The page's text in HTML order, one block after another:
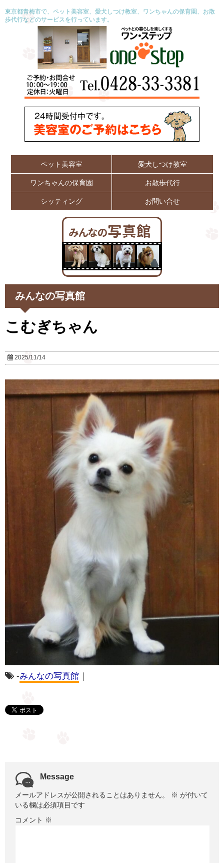
東京都青梅市で、ペット美容室、愛犬しつけ教室、ワンちゃんの保育園、お散
歩代行などのサービスを行っています。
ペット美容室 愛犬しつけ教室
ワンちゃんの保育園 お散歩代行
シッティング お問い合せ
みんなの写真館
こむぎちゃん
2025/11/14
-みんなの写真館
Message
メールアドレスが公開されることはありません。 ※ が付いて
いる欄は必須項目です
コメント ※